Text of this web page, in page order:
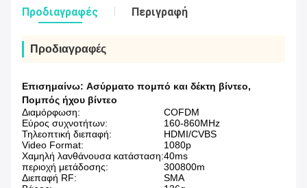
Προδιαγραφές Περιγραφή
Προδιαγραφές
Επισημαίνω: Ασύρματο πομπό και δέκτη βίντεο,
Πομπός ήχου βίντεο
Διαμόρφωση:
COFDM
Εύρος συχνοτήτων:
160-860MHz
Τηλεοπτική διεπαφή:
HDMI/CVBS
Video Format:
1080p
Χαμηλή λανθάνουσα κατάσταση:40ms
περιοχή μετάδοσης:
300800m
Διεπαφή RF:
SMA